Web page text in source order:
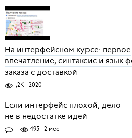
На интерфейсном курсе: первое
впечатление, синтаксис и язык
заказа с доставкой
1,2K 2020
Если интерфейс плохой, дело
не в недостатке идей
1 495 2 мес